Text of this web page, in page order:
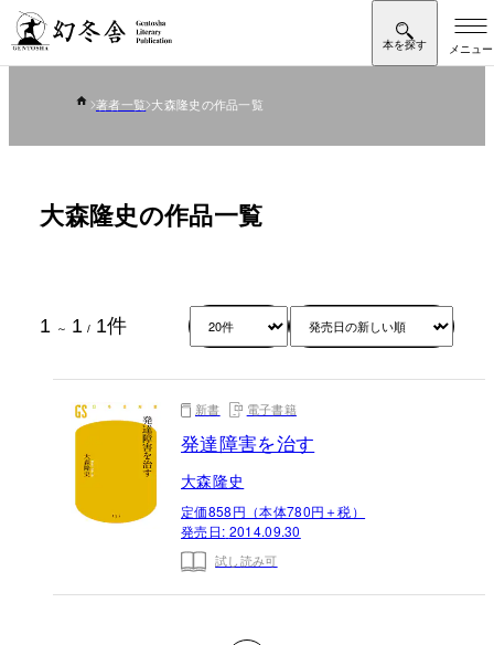
著者一覧 大森隆史の作品一覧
大森隆史の作品一覧
1 ～ 1 / 1件
新書 電子書籍
発達障害を治す
大森隆史
定価858円（本体780円＋税）
発売日: 2014.09.30
試し読み可